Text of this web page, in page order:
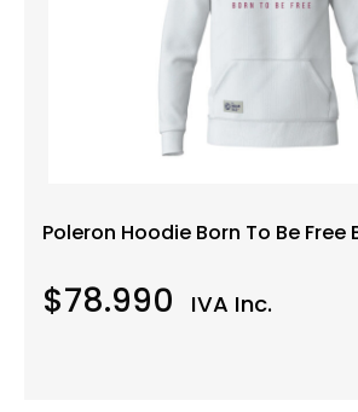
Poleron Hoodie Born To Be Free
$78.990 IVA Inc.